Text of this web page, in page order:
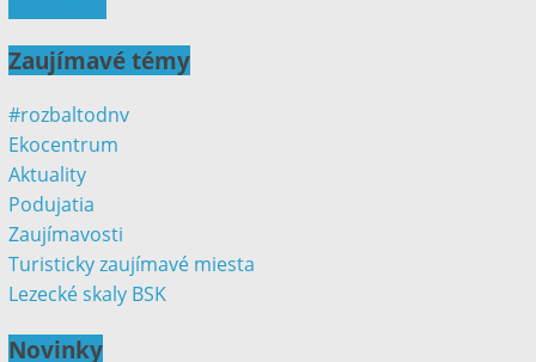
Zaujímavé témy
#rozbaltodnv
Ekocentrum
Aktuality
Podujatia
Zaujímavosti
Turisticky zaujímavé miesta
Lezecké skaly BSK
Novinky